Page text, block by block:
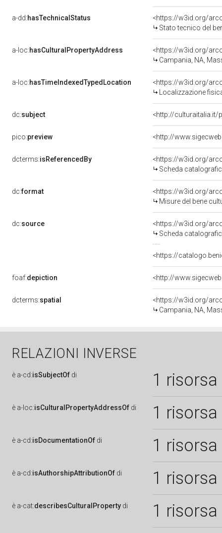
a-dd:hasTechnicalStatus
<https://w3id.org/
Stato tecnico del
a-loc:hasCulturalPropertyAddress
<https://w3id.org/
Campania, NA,
a-loc:hasTimeIndexedTypedLocation
<https://w3id.org/
Localizzazione
dc:subject <http://culturaitalia.it/
pico:preview <http://
dcterms:isReferencedBy
<https://w3id.org/
Scheda
dc:format
<https://w3id.org/
Misure del bene
dc:source
<https://w3id.org/
Scheda
<https://
foaf:depiction <http://
dcterms:spatial
<https://w3id.org/
Campania, NA,
RELAZIONI INVERSE
è a-cd:isSubjectOf di 1 risorsa
è a-loc:isCulturalPropertyAddressOf di 1 risorsa
è a-cd:isDocumentationOf di 1 risorsa
è a-cd:isAuthorshipAttributionOf di 1 risorsa
è a-cat:describesCulturalProperty di 1 risorsa